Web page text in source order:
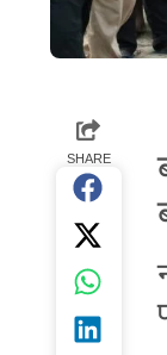
SHARE